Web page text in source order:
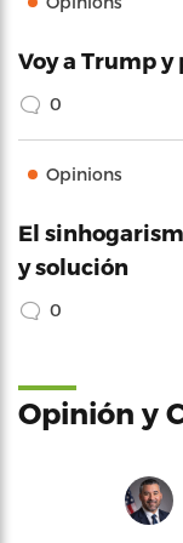
Voy a Trump y
0
Opinions
El
y solución
0
Opinión y